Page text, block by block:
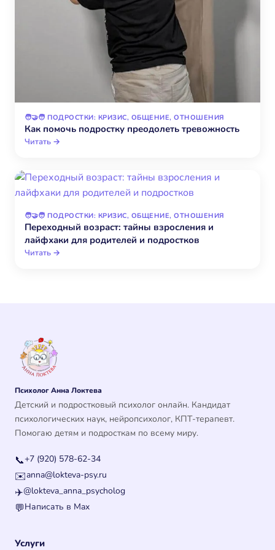
🧑‍🤝‍🧑 ПОДРОСТКИ: КРИЗИС, ОБЩЕНИЕ, ОТНОШЕНИЯ
Как помочь подростку преодолеть тревожность
Читать →
🧑‍🤝‍🧑 ПОДРОСТКИ: КРИЗИС, ОБЩЕНИЕ, ОТНОШЕНИЯ
Переходный возраст: тайны взросления и
лайфхаки для родителей и подростков
Читать →
Психолог Анна Локтева
Детский и подростковый психолог онлайн. Кандидат
психологических наук, нейропсихолог, КПТ-терапевт.
Помогаю детям и подросткам по всему миру.
📞+7 (920) 578-62-34
✉️anna@lokteva-psy.ru
✈️@lokteva_anna_psycholog
💬Написать в Max
Услуги